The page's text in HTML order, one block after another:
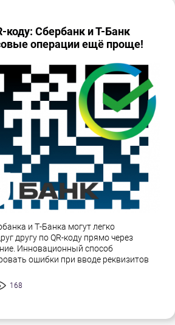
коду: Сбербанк и Т-Банк
операции ещё проще!
и Т-Банка могут легко
другу по QR-коду прямо через
Инновационный способ
ошибки при вводе реквизитов
168